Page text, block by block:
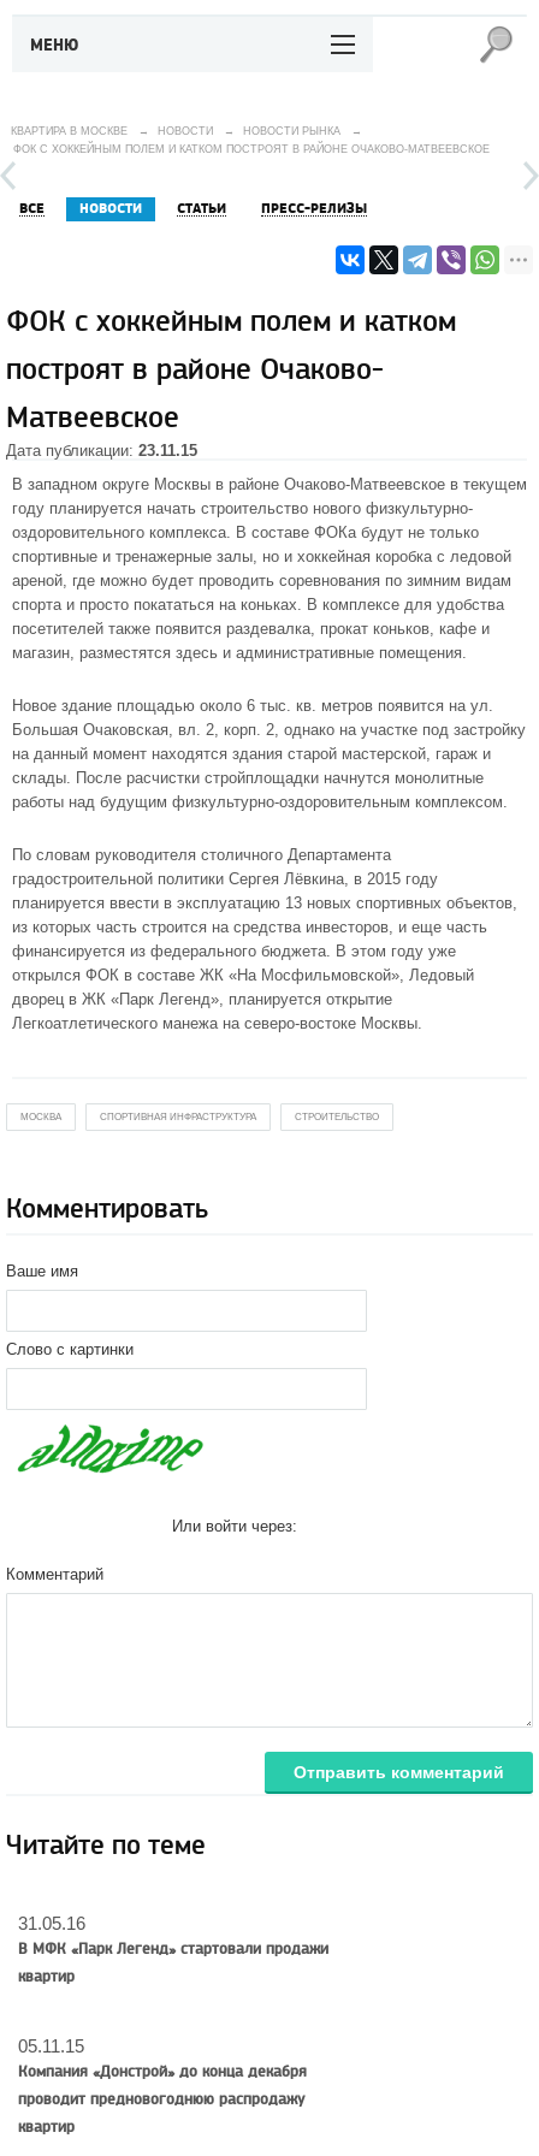
МЕНЮ
КВАРТИРА В МОСКВЕ → НОВОСТИ → НОВОСТИ РЫНКА
→
ФОК С ХОККЕЙНЫМ ПОЛЕМ И КАТКОМ ПОСТРОЯТ В РАЙОНЕ ОЧАКОВО-МАТВЕЕВСКОЕ
ВСЕ НОВОСТИ СТАТЬИ ПРЕСС-РЕЛИЗЫ
ФОК с хоккейным полем и катком
построят в районе Очаково-
Матвеевское
Дата публикации: 23.11.15
В западном округе Москвы в районе Очаково-Матвеевское в текущем
году планируется начать строительство нового физкультурно-
оздоровительного комплекса. В составе ФОКа будут не только
спортивные и тренажерные залы, но и хоккейная коробка с ледовой
ареной, где можно будет проводить соревнования по зимним видам
спорта и просто покататься на коньках. В комплексе для удобства
посетителей также появится раздевалка, прокат коньков, кафе и
магазин, разместятся здесь и административные помещения.
Новое здание площадью около 6 тыс. кв. метров появится на ул.
Большая Очаковская, вл. 2, корп. 2, однако на участке под застройку
на данный момент находятся здания старой мастерской, гараж и
склады. После расчистки стройплощадки начнутся монолитные
работы над будущим физкультурно-оздоровительным комплексом.
По словам руководителя столичного Департамента
градостроительной политики Сергея Лёвкина, в 2015 году
планируется ввести в эксплуатацию 13 новых спортивных объектов,
из которых часть строится на средства инвесторов, и еще часть
финансируется из федерального бюджета. В этом году уже
открылся ФОК в составе ЖК «На Мосфильмовской», Ледовый
дворец в ЖК «Парк Легенд», планируется открытие
Легкоатлетического манежа на северо-востоке Москвы.
МОСКВА СПОРТИВНАЯ ИНФРАСТРУКТУРА СТРОИТЕЛЬСТВО
Комментировать
Ваше имя
Слово с картинки
Или войти через:
Комментарий
Отправить комментарий
Читайте по теме
31.05.16
В МФК «Парк Легенд» стартовали продажи
квартир
05.11.15
Компания «Донстрой» до конца декабря
проводит предновогоднюю распродажу
квартир